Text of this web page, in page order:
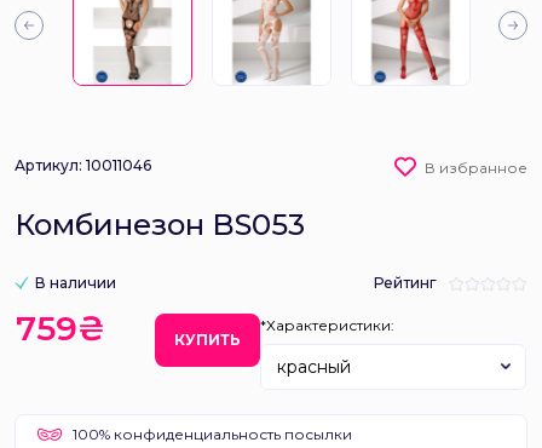
Артикул: 10011046 В избранное
Комбинезон BS053
В наличии Рейтинг
759₴ КУПИТЬ
*Характеристики:
красный
100% конфиденциальность посылки